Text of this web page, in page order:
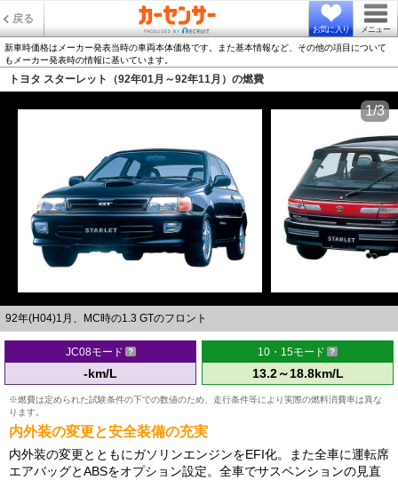
戻る
お気に入り メニュー
新車時価格はメーカー発表当時の車両本体価格です。また基本情報など、その他の項目について
もメーカー発表時の情報に基いています。
トヨタ スターレット（92年01月～92年11月）の燃費
92年(H04)1月、MC時の1.3 GTのフロント
1/3
JC08モード
-km/L
10・15モード
13.2～18.8km/L
※燃費は定められた試験条件の下での数値のため、走行条件等により実際の燃料消費率は異な
ります。
内外装の変更と安全装備の充実
内外装の変更とともにガソリンエンジンをEFI化。また全車に運転席
エアバッグとABSをオプション設定。全車でサスペンションの見直